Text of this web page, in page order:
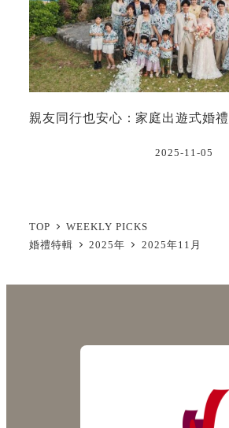
親友同行也安心：家庭出遊式婚
2025-11-05
TOP
WEEKLY PICKS
婚禮特輯
2025年 2025年11月